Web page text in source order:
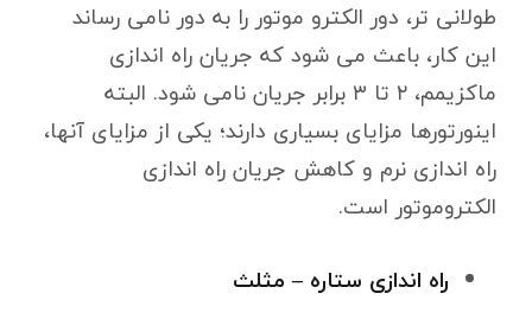
طولانی تر، دور الکترو موتور را به دور نامی رساند
این کار، باعث می شود که جریان راه اندازی
ماکزیمم، ۲ تا ۳ برابر جریان نامی شود. البته
اینورتورها مزایای بسیاری دارند؛ یکی از مزایای آنها،
راه اندازی نرم و کاهش جریان راه اندازی
الکتروموتور است.
راه اندازی ستاره – مثلث